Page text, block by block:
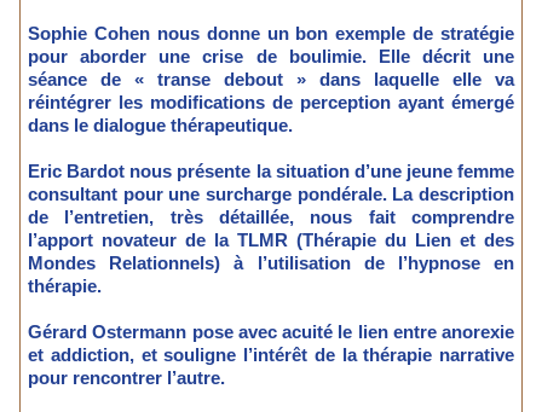
Sophie Cohen nous donne un bon exemple de stratégie
pour aborder une crise de boulimie. Elle décrit une
séance de « transe debout » dans laquelle elle va
réintégrer les modifications de perception ayant émergé
dans le dialogue thérapeutique.
Eric Bardot nous présente la situation d’une jeune femme
consultant pour une surcharge pondérale. La description
de l’entretien, très détaillée, nous fait comprendre
l’apport novateur de la TLMR (Thérapie du Lien et des
Mondes Relationnels) à l’utilisation de l’hypnose en
thérapie.
Gérard Ostermann pose avec acuité le lien entre anorexie
et addiction, et souligne l’intérêt de la thérapie narrative
pour rencontrer l’autre.